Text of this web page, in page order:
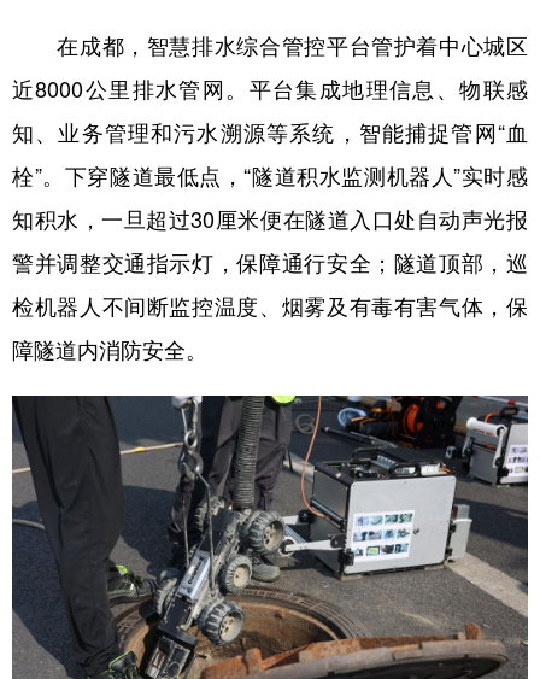
在成都，智慧排水综合管控平台管护着中心城区
近8000公里排水管网。平台集成地理信息、物联感
知、业务管理和污水溯源等系统，智能捕捉管网“血
栓”。下穿隧道最低点，“隧道积水监测机器人”实时感
知积水，一旦超过30厘米便在隧道入口处自动声光报
警并调整交通指示灯，保障通行安全；隧道顶部，巡
检机器人不间断监控温度、烟雾及有毒有害气体，保
障隧道内消防安全。